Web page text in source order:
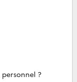
personnel ?